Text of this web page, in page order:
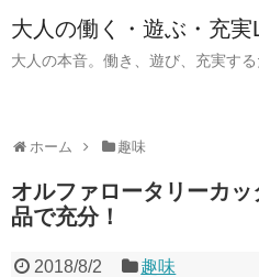
大人の働く・遊ぶ・充実
大人の本音。働き、遊び、充実す
ホーム 趣味
オルファロータリーカ
品で充分！
2018/8/2 趣味